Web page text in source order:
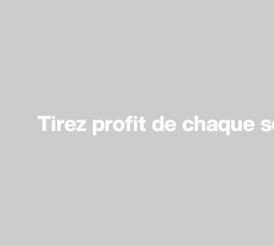
Tirez profit de chaque